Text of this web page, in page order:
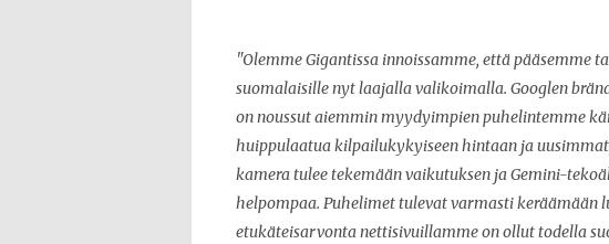
"Olemme Gigantissa innoissamme, että pääsemme
suomalaisille nyt laajalla valikoimalla. Googlen
on noussut aiemmin myydyimpien puhelintemme
huippulaatua kilpailukykyiseen hintaan ja
kamera tulee tekemään vaikutuksen ja Gemini-
helpompaa. Puhelimet tulevat varmasti keräämään
etukäteisarvonta nettisivuillamme on ollut todella